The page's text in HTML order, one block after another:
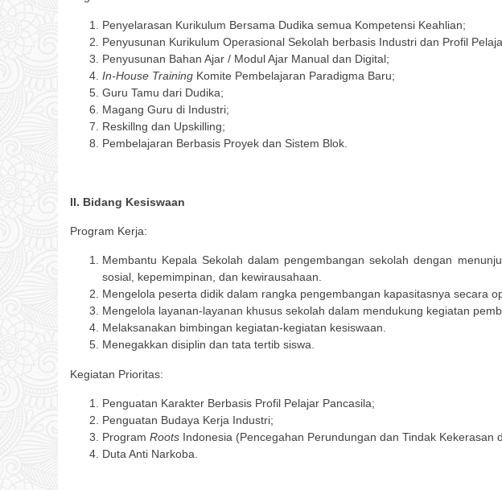
Penyelarasan Kurikulum Bersama Dudika semua Kompetensi Keahlian;
Penyusunan Kurikulum Operasional Sekolah berbasis Industri dan Profil
Penyusunan Bahan Ajar / Modul Ajar Manual dan Digital;
In-House Training Komite Pembelajaran Paradigma Baru;
Guru Tamu dari Dudika;
Magang Guru di Industri;
Reskillng dan Upskilling;
Pembelajaran Berbasis Proyek dan Sistem Blok.
II. Bidang Kesiswaan
Program Kerja:
Membantu Kepala Sekolah dalam pengembangan sekolah dengan
sosial, kepemimpinan, dan kewirausahaan.
Mengelola peserta didik dalam rangka pengembangan kapasitasnya secara
Mengelola layanan-layanan khusus sekolah dalam mendukung kegiatan
Melaksanakan bimbingan kegiatan-kegiatan kesiswaan.
Menegakkan disiplin dan tata tertib siswa.
Kegiatan Prioritas:
Penguatan Karakter Berbasis Profil Pelajar Pancasila;
Penguatan Budaya Kerja Industri;
Program Roots Indonesia (Pencegahan Perundungan dan Tindak Kekerasan
Duta Anti Narkoba.